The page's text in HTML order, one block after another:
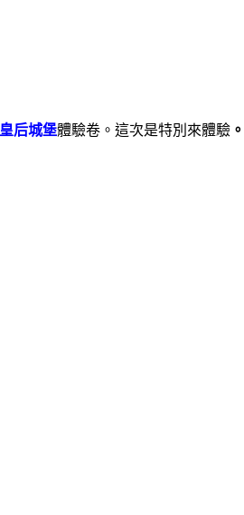
皇后城堡體驗卷 。 這次是特別來體驗 。